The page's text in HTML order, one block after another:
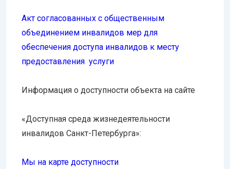
Акт согласованных с общественным
объединением инвалидов мер для
обеспечения доступа инвалидов к месту
предоставления услуги
Информация о доступности объекта на сайте
«Доступная среда жизнедеятельности
инвалидов Санкт-Петербурга»:
Мы на карте доступности